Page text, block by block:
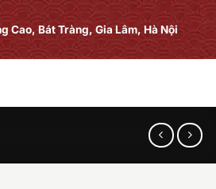
Cao, Bát Tràng, Gia Lâm, Hà Nội